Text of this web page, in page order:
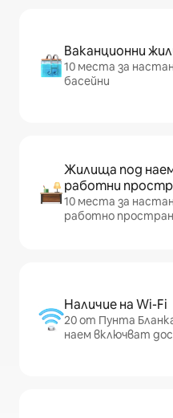
Ваканционни
10 места за
басейни
Жилища под
работни
10 места за
работно
Наличие на Wi-Fi
20 от Пунта
наем включват